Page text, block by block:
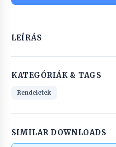
LEÍRÁS
KATEGÓRIÁK & TAGS
Rendeletek
SIMILAR DOWNLOADS